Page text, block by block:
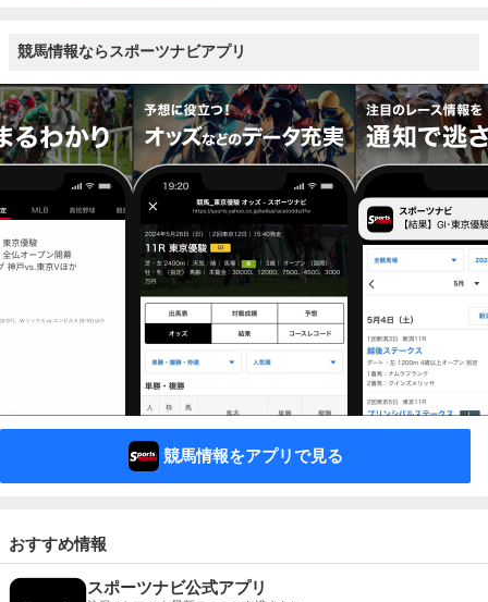
競馬情報ならスポーツナビアプリ
競馬情報をアプリで見る
おすすめ情報
スポーツナビ公式アプリ